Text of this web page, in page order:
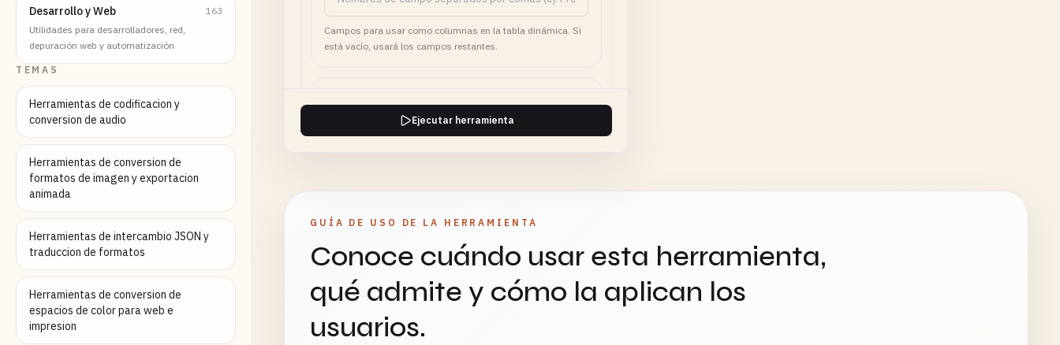
Desarrollo y Web
163
Utilidades para desarrolladores, red,
depuración web y automatización
TEMAS
Herramientas de codificacion y
conversion de audio
Herramientas de conversion de
formatos de imagen y exportacion
animada
Herramientas de intercambio JSON y
traduccion de formatos
Herramientas de conversion de
espacios de color para web e
impresion
Campos para usar como columnas en la tabla dinámica. Si
está vacío, usará los campos restantes.
Condiciones de Filtro
(opcional)
Ejecutar herramienta
GUÍA DE USO DE LA HERRAMIENTA
Conoce cuándo usar esta herramienta,
qué admite y cómo la aplican los
usuarios.